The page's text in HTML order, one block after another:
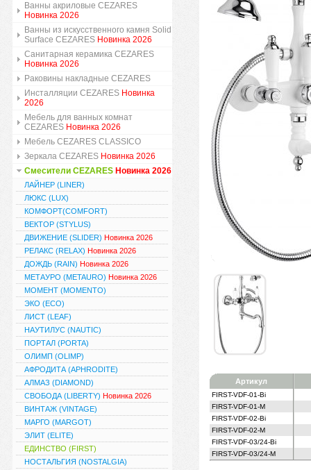
Ванны акриловые CEZARES
Новинка 2026
Ванны из искусственного камня Solid
Surface CEZARES Новинка 2026
Санитарная керамика CEZARES
Новинка 2026
Раковины накладные CEZARES
Инсталляции CEZARES Новинка
2026
Мебель для ванных комнат
CEZARES Новинка 2026
Мебель CEZARES CLASSICO
Зеркала CEZARES Новинка 2026
Смесители CEZARES Новинка 2026
ЛАЙНЕР (LINER)
ЛЮКС (LUX)
КОМФОРТ(COMFORT)
ВЕКТОР (STYLUS)
ДВИЖЕНИЕ (SLIDER) Новинка 2026
РЕЛАКС (RELAX) Новинка 2026
ДОЖДЬ (RAIN) Новинка 2026
МЕТАУРО (METAURO) Новинка 2026
МОМЕНТ (MOMENTO)
ЭКО (ECO)
ЛИСТ (LEAF)
НАУТИЛУС (NAUTIC)
ПОРТАЛ (PORTA)
ОЛИМП (OLIMP)
АФРОДИТА (APHRODITE)
АЛМАЗ (DIAMOND)
СВОБОДА (LIBERTY) Новинка 2026
ВИНТАЖ (VINTAGE)
МАРГО (MARGOT)
ЭЛИТ (ELITE)
ЕДИНСТВО (FIRST)
НОСТАЛЬГИЯ (NOSTALGIA)
Артикул
FIRST-VDF-01-Bi
FIRST-VDF-01-M
FIRST-VDF-02-Bi
FIRST-VDF-02-M
FIRST-VDF-03/24-Bi
FIRST-VDF-03/24-M